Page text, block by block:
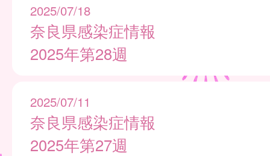
2025/07/18
奈良県感染症情報
2025年第28週
2025/07/11
奈良県感染症情報
2025年第27週